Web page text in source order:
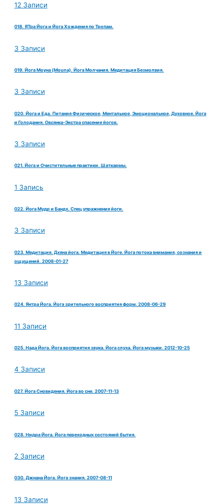
12 Записи
018. ЯТра Йога и Йога Хождения по Тропам.
3 Записи
019. Йога Моуна (Mouna). Йога Молчания. Медитация Безмолвия.
3 Записи
020. Йога и Еда. Питания Физическое, Ментальное, Эмоциональное, Духовное. Йога
и Голодания. Овсянка-Экстра спасение йогов.
3 Записи
021. Йога и Очистительные практики. Шаткармы.
1 Запись
022. Йога Мудр и Бандх. Спец упражнения йоги.
3 Записи
023. Медитация. Дхяна йога. Медитация в Йоге. Йога потока внимания, сознания и
ощущений. 2008-01-27
13 Записи
024. Янтра Йога. Йога зрительного восприятия форм. 2008-06-29
11 Записи
025. Нада Йога. Йога восприятия звука. Йога слуха. Йога музыки. 2012-10-25
4 Записи
027. Йога Сновидения. Йога во сне. 2007-11-13
5 Записи
028. Нидра Йога. Йога переходных состояний бытия.
2 Записи
030. Джнана Йога. Йога знания. 2007-08-11
13 Записи